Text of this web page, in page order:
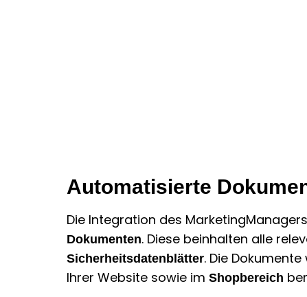
Automatisierte
Die Integration des
Dokumenten. Diese beinhalten alle
Sicherheitsdatenblätter. Die
Ihrer Website sowie im Shopbereich